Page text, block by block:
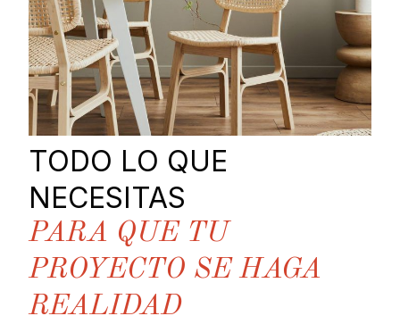
TODO LO QUE
NECESITAS
PARA QUE TU
PROYECTO SE HAGA
REALIDAD